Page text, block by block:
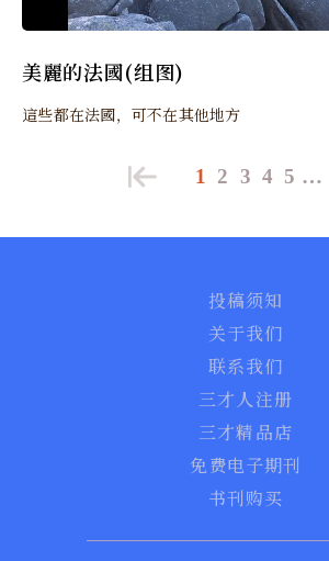
美麗的法國(组图)
這些都在法國，可不在其他地方
1 2 3 4 5 …
投稿须知
关于我们
联系我们
三才人注册
三才精品店
免费电子期刊
书刊购买